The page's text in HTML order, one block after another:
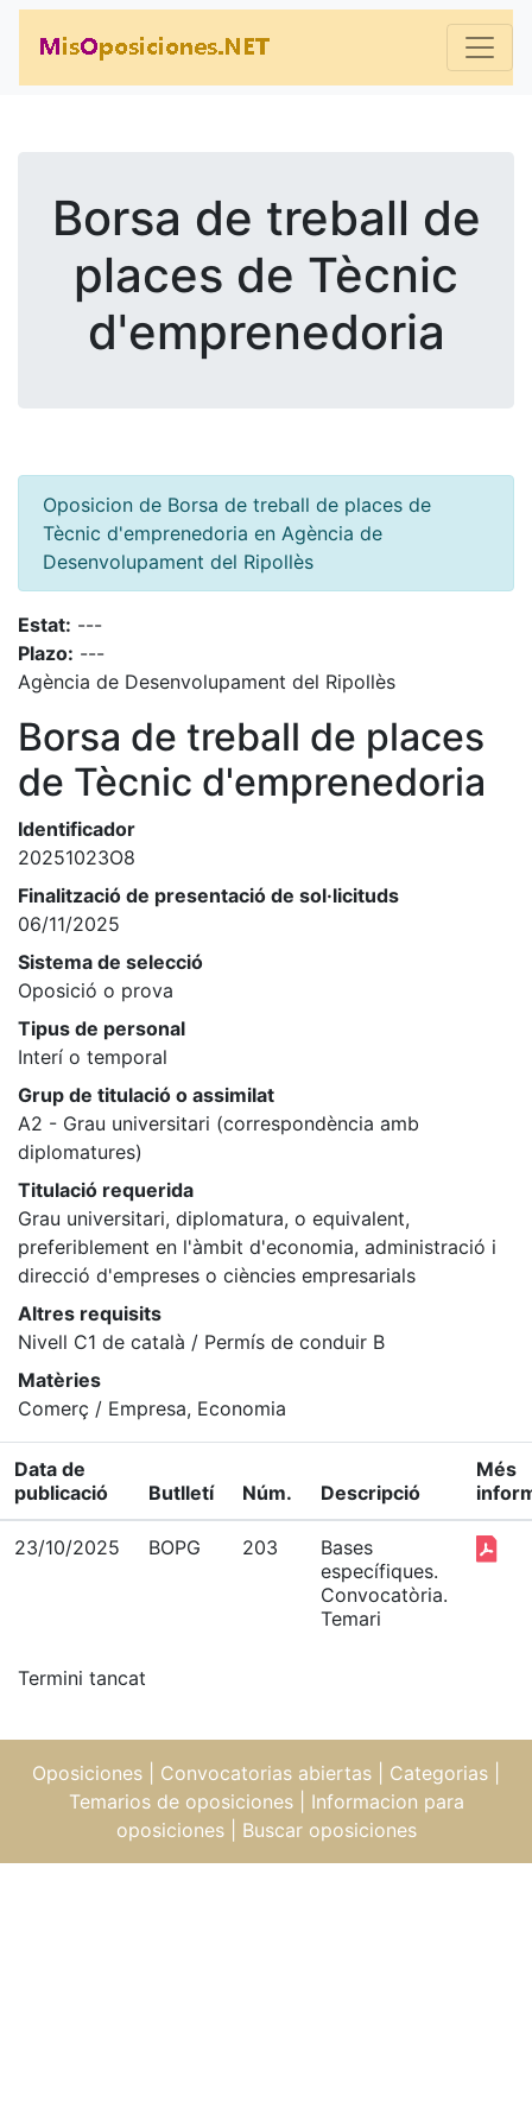
Borsa de treball de
places de Tècnic
d'emprenedoria
Oposicion de Borsa de treball de places de
Tècnic d'emprenedoria en Agència de
Desenvolupament del Ripollès
Estat: ---
Plazo: ---
Agència de Desenvolupament del Ripollès
Borsa de treball de places
de Tècnic d'emprenedoria
Identificador
20251023O8
Finalització de presentació de sol·licituds
06/11/2025
Sistema de selecció
Oposició o prova
Tipus de personal
Interí o temporal
Grup de titulació o assimilat
A2 - Grau universitari (correspondència amb
diplomatures)
Titulació requerida
Grau universitari, diplomatura, o equivalent,
preferiblement en l'àmbit d'economia, administració i
direcció d'empreses o ciències empresarials
Altres requisits
Nivell C1 de català / Permís de conduir B
Matèries
Comerç / Empresa, Economia
Data de
publicació
Butlletí Núm. Descripció
Més
23/10/2025 BOPG 203
Bases
específiques.
Convocatòria.
Temari
Termini tancat
Oposiciones Convocatorias abiertas Categorias
Temarios de oposiciones| Informacion para
oposiciones| Buscar oposiciones